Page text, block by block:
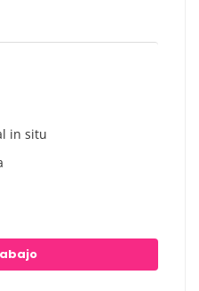
in situ